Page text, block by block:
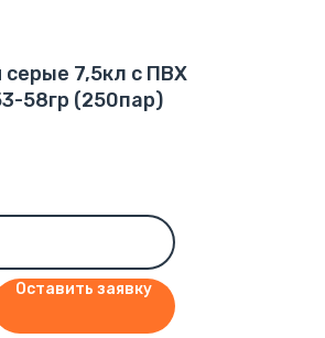
серые 7,5кл с ПВХ
58гр (250пар)
Оставить заявку